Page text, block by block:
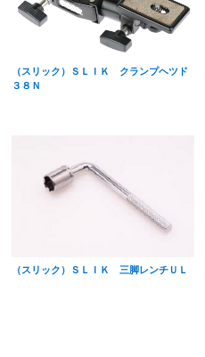
（スリック）ＳＬＩＫ クランプヘツド
３８Ｎ
（スリック）ＳＬＩＫ 三脚レンチＵＬ